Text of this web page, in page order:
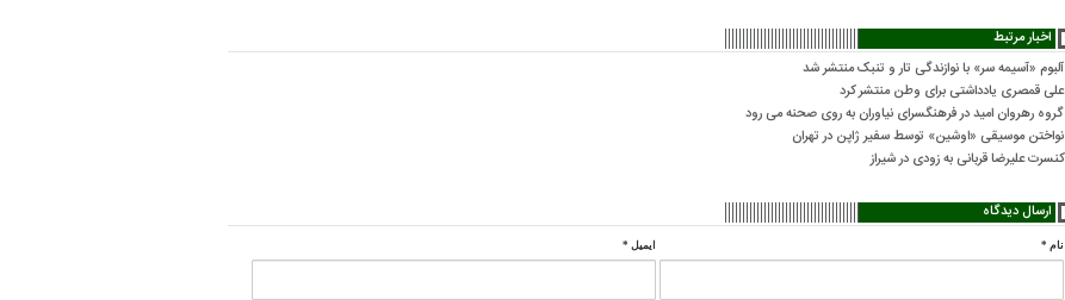
اخبار مرتبط
آلبوم «آسیمه سر» با نوازندگی تار و تنبک منتشر شد
علی قمصری یادداشتی برای وطن منتشر کرد
گروه رهروان امید در فرهنگسرای نیاوران به روی صحنه می رود
نواختن موسیقی «اوشین» توسط سفیر ژاپن در تهران
کنسرت علیرضا قربانی به زودی در شیراز
ارسال دیدگاه
نام * ایمیل *